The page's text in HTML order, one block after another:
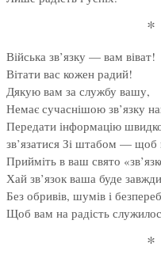
*
Війська зв’язку — вам віват!
Вітати вас кожен радий!
Дякую вам за службу вашу,
Немає сучаснішою зв’язку
Передати інформацію
зв’язатися Зі штабом — щоб
Прийміть в ваш свято
Хай зв’язок ваша буде
Без обривів, шумів і
Щоб вам на радість
*